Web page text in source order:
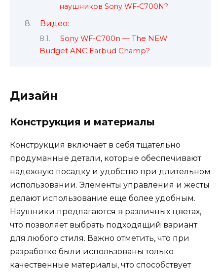
наушников Sony WF-C700N?
Видео:
Sony WF-C700n — The NEW
Budget ANC Earbud Champ?
Дизайн
Конструкция и материалы
Конструкция включает в себя тщательно
продуманные детали, которые обеспечивают
надежную посадку и удобство при длительном
использовании. Элементы управления и жесты
делают использование еще более удобным.
Наушники предлагаются в различных цветах,
что позволяет выбрать подходящий вариант
для любого стиля. Важно отметить, что при
разработке были использованы только
качественные материалы, что способствует